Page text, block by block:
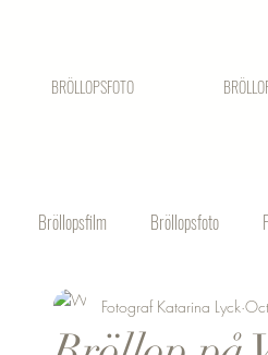
BRÖLLOPSFOTO
Bröllopsfilm Bröllopsfoto
Fotografering stadshusetFotograf Katarina Lyck